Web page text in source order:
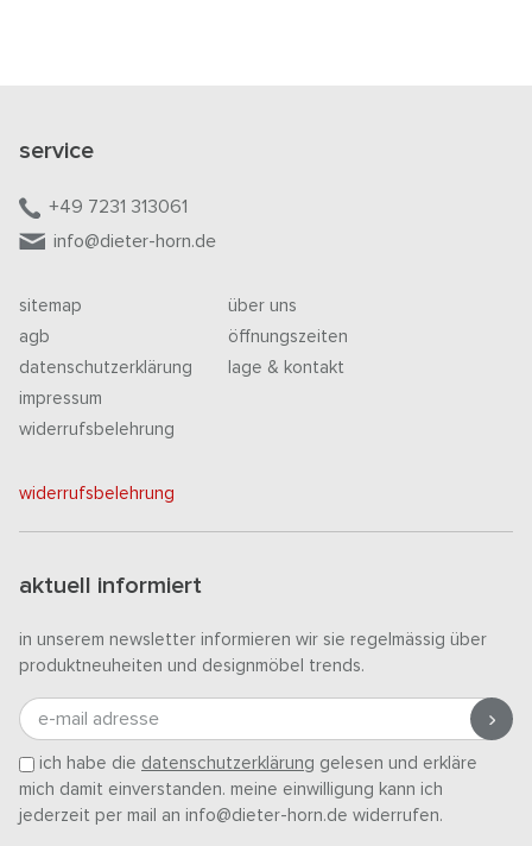
service
+49 7231 313061
info@dieter-horn.de
sitemap
agb
datenschutzerklärung
impressum
widerrufsbelehrung
über uns
öffnungszeiten
lage & kontakt
widerrufsbelehrung
aktuell informiert
in unserem newsletter informieren wir sie regelmässig über
produktneuheiten und designmöbel trends.
e-mail adresse
ich habe die datenschutzerklärung gelesen und erkläre
mich damit einverstanden. meine einwilligung kann ich
jederzeit per mail an info@dieter-horn.de widerrufen.